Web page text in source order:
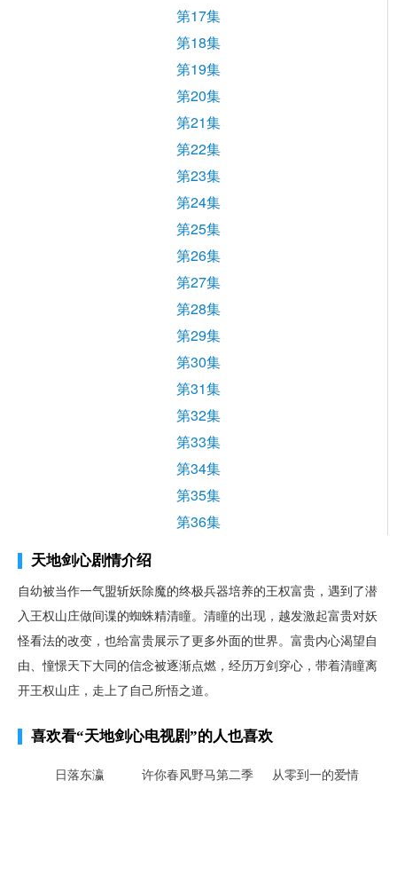
第17集
第18集
第19集
第20集
第21集
第22集
第23集
第24集
第25集
第26集
第27集
第28集
第29集
第30集
第31集
第32集
第33集
第34集
第35集
第36集
天地剑心剧情介绍
自幼被当作一气盟斩妖除魔的终极兵器培养的王权富贵，遇到了潜
入王权山庄做间谍的蜘蛛精清瞳。清瞳的出现，越发激起富贵对妖
怪看法的改变，也给富贵展示了更多外面的世界。富贵内心渴望自
由、憧憬天下大同的信念被逐渐点燃，经历万剑穿心，带着清瞳离
开王权山庄，走上了自己所悟之道。
喜欢看“天地剑心电视剧”的人也喜欢
日落东瀛 许你春风野马第二季 从零到一的爱情